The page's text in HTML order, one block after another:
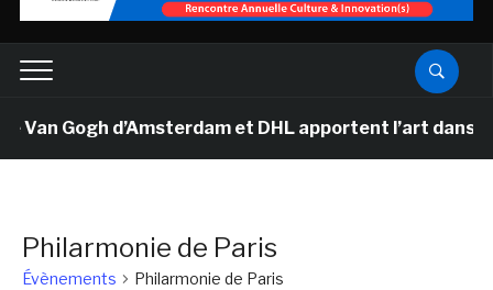
Van Gogh d’Amsterdam et DHL apportent l’art dans
Philarmonie de Paris
Évènements Philarmonie de Paris